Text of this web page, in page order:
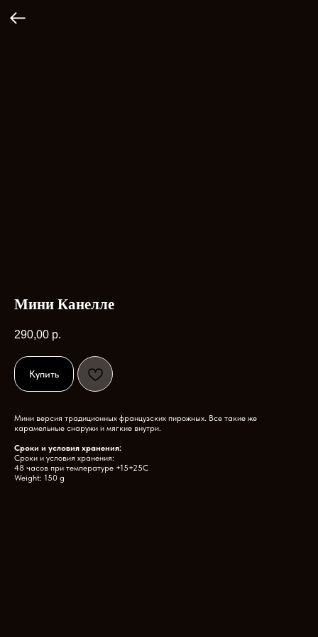
Мини Канелле
290,00 р.
Купить
Мини версия традиционных французских пирожных. Все такие же
карамельные снаружи и мягкие внутри.
Сроки и условия хранения:
Сроки и условия хранения:
48 часов при температуре +15+25С
Weight: 150 g